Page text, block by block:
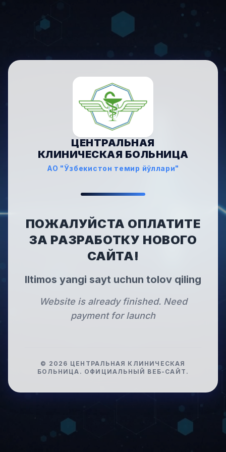
ЦЕНТРАЛЬНАЯ
КЛИНИЧЕСКАЯ БОЛЬНИЦА
АО "Ўзбекистон темир йўллари"
ПОЖАЛУЙСТА ОПЛАТИТЕ
ЗА РАЗРАБОТКУ НОВОГО
САЙТА!
Iltimos yangi sayt uchun tolov qiling
Website is already finished. Need
payment for launch
© 2026 ЦЕНТРАЛЬНАЯ КЛИНИЧЕСКАЯ
БОЛЬНИЦА . ОФИЦИАЛЬНЫЙ ВЕБ-САЙТ.